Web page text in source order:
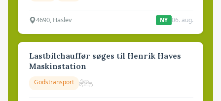
4690, Haslev NY 06. aug.
Lastbilchauffør søges til Henrik Haves
Maskinstation
Godstransport